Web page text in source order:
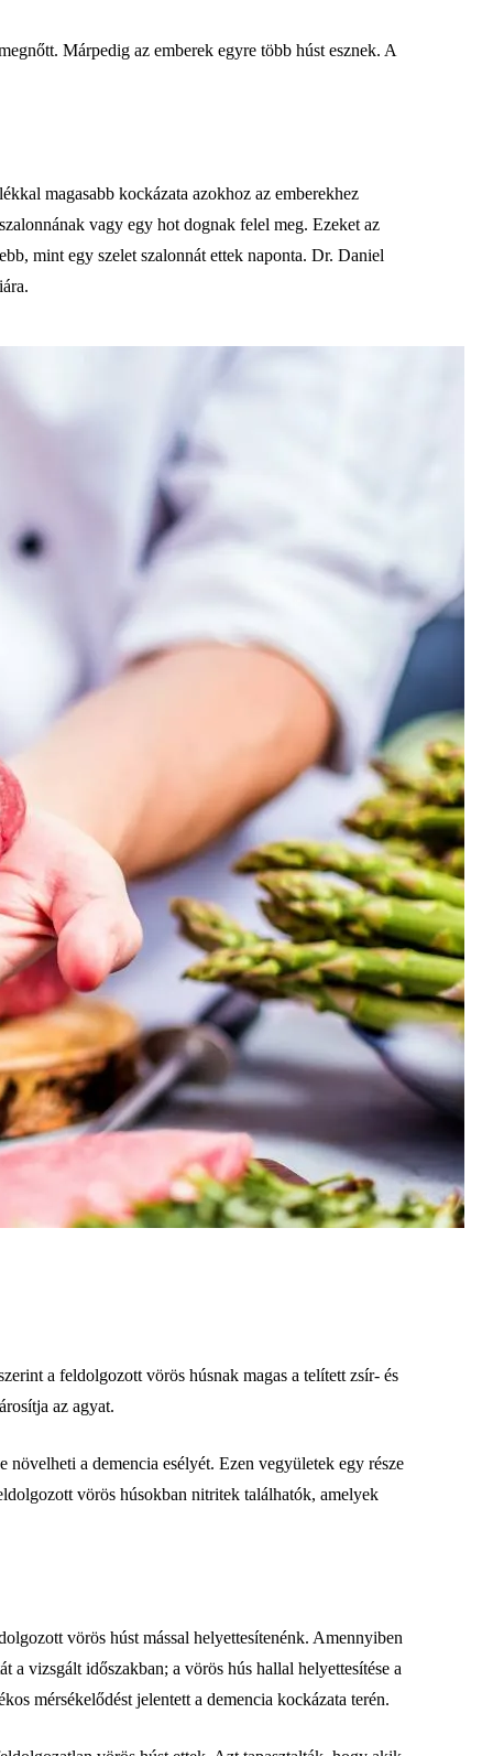
Márpedig az emberek egyre több húst esznek. A
magasabb kockázata azokhoz az emberekhez
vagy egy hot dognak felel meg. Ezeket az
mint egy szelet szalonnát ettek naponta. Dr. Daniel
a feldolgozott vörös húsnak magas a telített zsír- és
az agyat.
a demencia esélyét. Ezen vegyületek egy része
vörös húsokban nitritek találhatók, amelyek
vörös húst mással helyettesítenénk. Amennyiben
vizsgált időszakban; a vörös hús hallal helyettesítése a
mérsékelődést jelentett a demencia kockázata terén.